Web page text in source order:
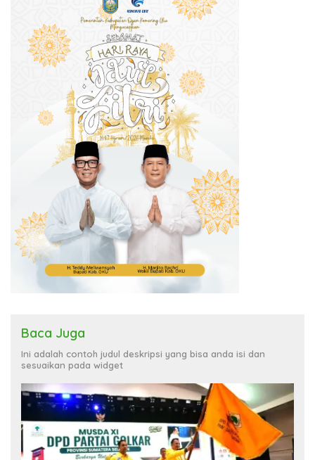
Baca Juga
Ini adalah contoh judul deskripsi yang bisa anda isi dan
sesuaikan pada widget